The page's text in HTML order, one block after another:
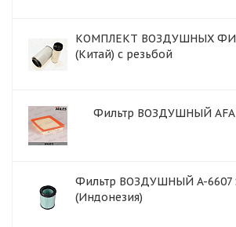
КОМПЛЕКТ ВОЗДУШНЫХ
(Китай) с резьбой
Фильтр ВОЗДУШНЫЙ
Фильтр ВОЗДУШНЫЙ A-6607
(Индонезия)